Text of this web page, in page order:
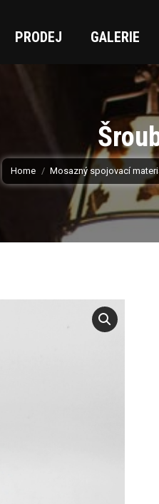
PRODEJ GALERIE
You are here:
Home Mosazný spojovací